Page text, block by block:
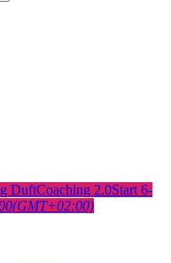
DuftCoaching 2.0Start 6-
(GMT+02:00)